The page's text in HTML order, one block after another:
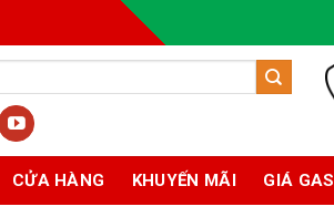
CỬA HÀNG KHUYẾN MÃI GIÁ GAS